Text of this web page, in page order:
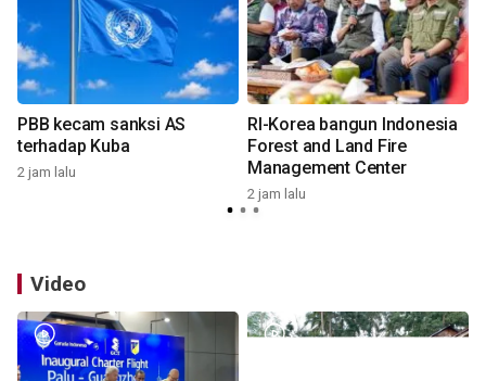
PBB kecam sanksi AS
terhadap Kuba
2 jam lalu
RI-Korea bangun Indonesia
Forest and Land Fire
Management Center
2 jam lalu
Video